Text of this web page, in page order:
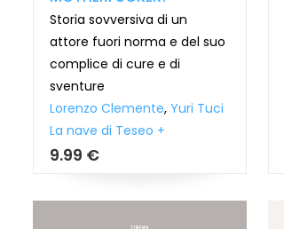
Storia sovversiva di un
attore fuori norma e del suo
complice di cure e di
sventure
Lorenzo Clemente, Yuri Tuci
La nave di Teseo +
9.99 €